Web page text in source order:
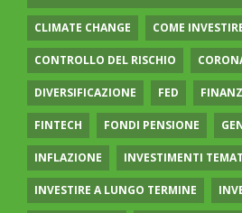
CLIMATE CHANGE COME
CONTROLLO DEL RISCHIO
DIVERSIFICAZIONE FED
FINTECH FONDI PENSIONE
INFLAZIONE INVESTIMENTI
INVESTIRE A LUNGO TERMINE